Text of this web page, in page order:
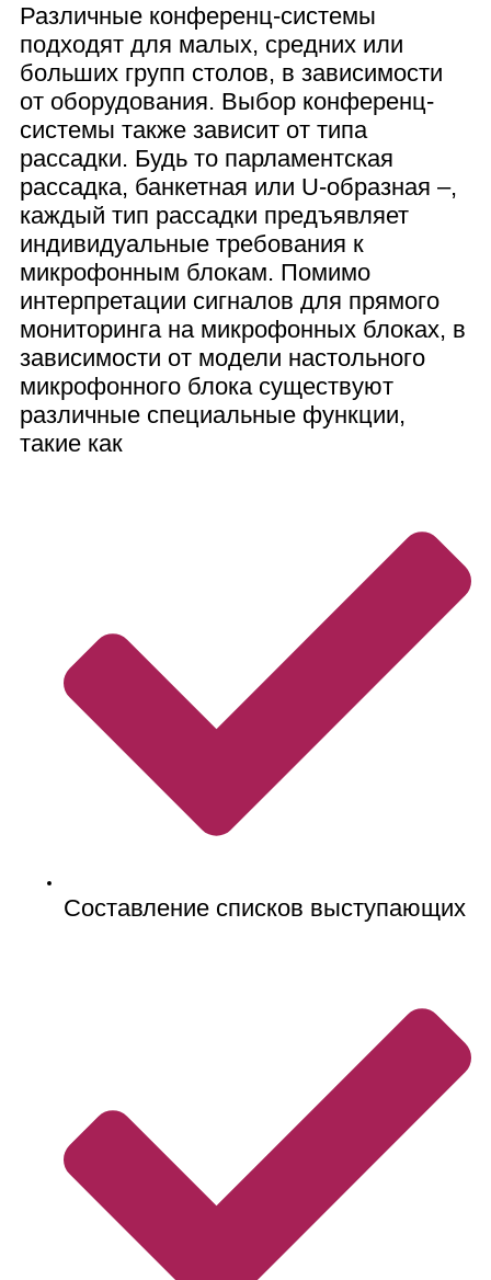
Различные конференц-системы
подходят для малых, средних или
больших групп столов, в зависимости
от оборудования. Выбор конференц-
системы также зависит от типа
рассадки. Будь то парламентская
рассадка, банкетная или U-образная –,
каждый тип рассадки предъявляет
индивидуальные требования к
микрофонным блокам. Помимо
интерпретации сигналов для прямого
мониторинга на микрофонных блоках, в
зависимости от модели настольного
микрофонного блока существуют
различные специальные функции,
такие как
Составление списков выступающих